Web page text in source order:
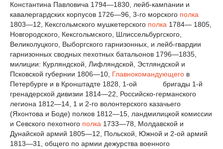
Константина Павловича 1794—1830, лейб-кампании и
кавалергардских корпусов 1726—96, 3-го морского полка
1803—12, Кексгольмского мушкетерского полка 1784— 1805,
Новгородского, Кексгольмского, Шлиссельбургского,
Великолуцкого, Выборгского гарнизонных, и лейб-гвардии
гарнизонных сводных пехотных батальонов 1796—1835,
милиции: Курляндской, Лифляндской, Эстляндской и
Псковской губернии 1806—10, Главнокомандующего в
Петербурге и в Кронштадте 1828, 1-ой бригады 1-й
гренадерской дивизии 1814—22, Российско-германского
легиона 1812—14, 1 и 2-го волонтерского казачьего
(Яхонтова и Боде) полков 1812—15, ландмилицкой комиссии
и Севского пехотного полка 1733—78, Молдавской и
Дунайской армий 1805—12, Польской, Южной и 2-ой армий
1813—31, общего по армии дежурства военного